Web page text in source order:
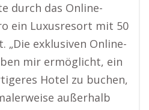
durch das Online-
ein Luxusresort mit 50
„Die exklusiven Online-
mir ermöglicht, ein
Hotel zu buchen,
außerhalb